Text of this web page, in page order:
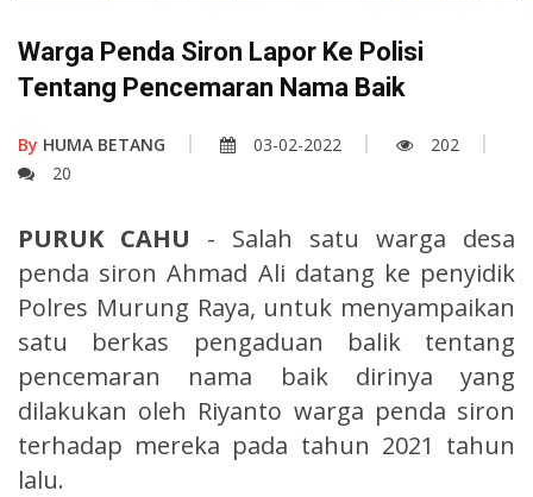
Warga Penda Siron Lapor Ke Polisi
Tentang Pencemaran Nama Baik
By HUMA BETANG 03-02-2022
202
20
PURUK CAHU - Salah satu warga desa
penda siron Ahmad Ali datang ke penyidik
Polres Murung Raya, untuk menyampaikan
satu berkas pengaduan balik tentang
pencemaran nama baik dirinya yang
dilakukan oleh Riyanto warga penda siron
terhadap mereka pada tahun 2021 tahun
lalu.